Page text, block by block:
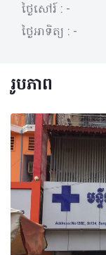
ថ្ងៃសៅរ៍ : -
ថ្ងៃអាទិត្យ : -
រូបភាព